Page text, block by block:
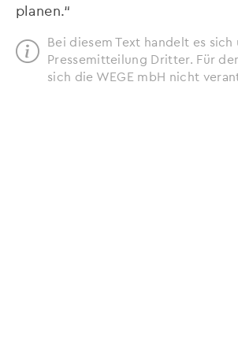
planen.“
Bei diesem Text handelt es sich
Pressemitteilung Dritter. Für
sich die WEGE mbH nicht